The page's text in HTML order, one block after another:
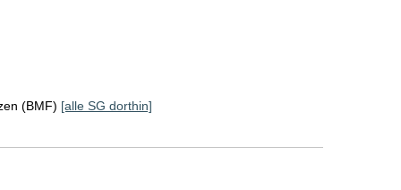
(BMF) [alle SG dorthin]